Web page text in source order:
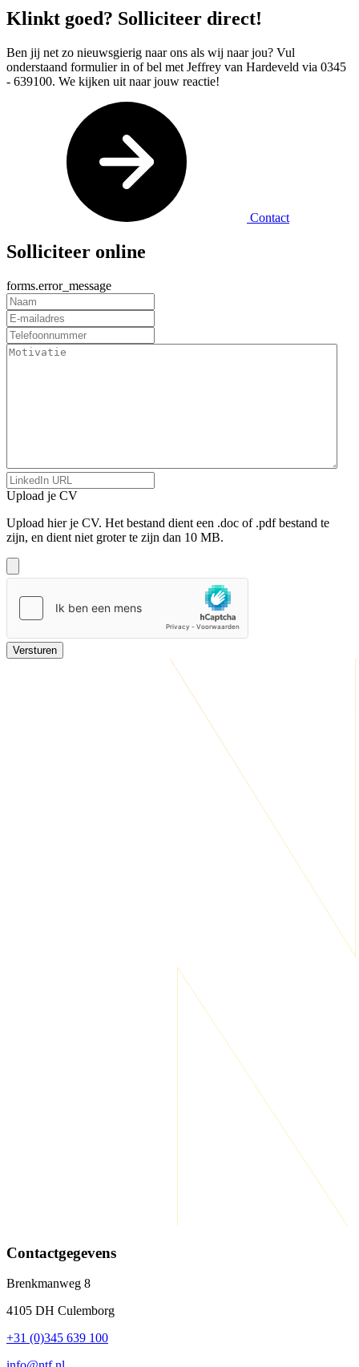
Klinkt goed? Solliciteer direct!
Ben jij net zo nieuwsgierig naar ons als wij naar jou? Vul
onderstaand formulier in of bel met Jeffrey van Hardeveld via 0345
- 639100. We kijken uit naar jouw reactie!
Contact
Solliciteer online
forms.error_message
Upload je CV
Upload hier je CV. Het bestand dient een .doc of .pdf bestand te
zijn, en dient niet groter te zijn dan 10 MB.
Versturen
Contactgegevens
Brenkmanweg 8
4105 DH Culemborg
+31 (0)345 639 100